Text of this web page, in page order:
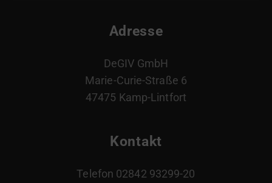
Adresse
DeGIV GmbH
Marie-Curie-Straße 6
47475 Kamp-Lintfort
Kontakt
Telefon 02842 93299-20